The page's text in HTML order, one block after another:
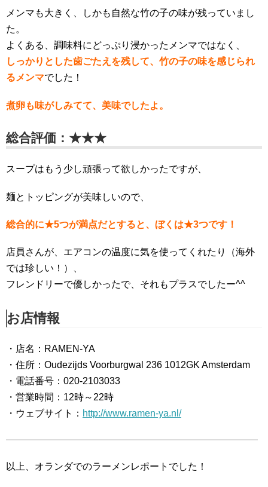
メンマも大きく、しかも自然な竹の子の味が残っていまし
た。
よくある、調味料にどっぷり浸かったメンマではなく、
しっかりとした歯ごたえを残して、竹の子の味を感じられ
るメンマでした！
煮卵も味がしみてて、美味でしたよ。
総合評価：★★★
スープはもう少し頑張って欲しかったですが、
麺とトッピングが美味しいので、
総合的に★5つが満点だとすると、ぼくは★3つです！
店員さんが、エアコンの温度に気を使ってくれたり（海外
では珍しい！）、
フレンドリーで優しかったで、それもプラスでしたー^^
お店情報
・店名：RAMEN-YA
・住所：Oudezijds Voorburgwal 236 1012GK Amsterdam
・電話番号：020-2103033
・営業時間：12時～22時
・ウェブサイト： http://www.ramen-ya.nl/
以上、オランダでのラーメンレポートでした！